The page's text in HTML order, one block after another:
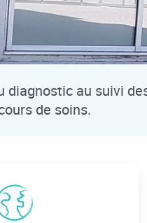
diagnostic au suivi
de soins.